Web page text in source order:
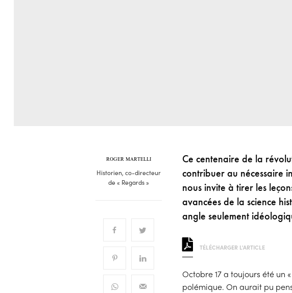
ROGER MARTELLI
Historien, co-directeur
de « Regards »
Ce centenaire de la
contribuer au nécessaire
nous invite à tirer les
avancées de la science
angle seulement
TÉLÉCHARGER L'ARTICLE
Octobre 17 a toujours été un
polémique. On aurait pu